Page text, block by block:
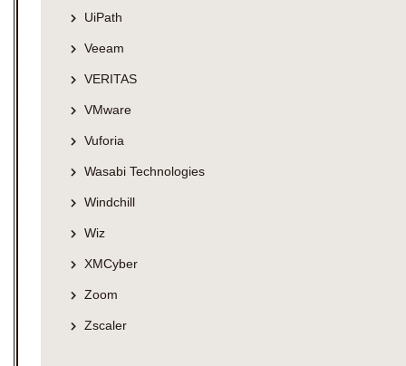
UiPath
Veeam
VERITAS
VMware
Vuforia
Wasabi Technologies
Windchill
Wiz
XMCyber
Zoom
Zscaler